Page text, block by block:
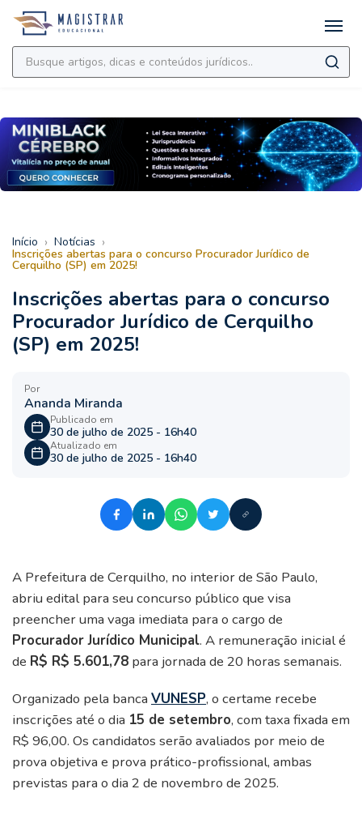
Início › Notícias ›
Inscrições abertas para o concurso Procurador Jurídico de
Cerquilho (SP) em 2025!
Inscrições abertas para o concurso
Procurador Jurídico de Cerquilho
(SP) em 2025!
Por
Ananda Miranda
Publicado em
30 de julho de 2025 - 16h40
Atualizado em
30 de julho de 2025 - 16h40
A Prefeitura de Cerquilho, no interior de São Paulo,
abriu edital para seu concurso público que visa
preencher uma vaga imediata para o cargo de
Procurador Jurídico Municipal. A remuneração inicial é
de R$ R$ 5.601,78 para jornada de 20 horas semanais.
Organizado pela banca VUNESP, o certame recebe
inscrições até o dia 15 de setembro, com taxa fixada em
R$ 96,00. Os candidatos serão avaliados por meio de
prova objetiva e prova prático-profissional, ambas
previstas para o dia 2 de novembro de 2025.